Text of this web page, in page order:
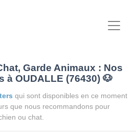
Garde Animaux : Nos
à OUDALLE (76430) 🐶
qui sont disponibles en ce moment
que nous recommandons pour
ou chat.